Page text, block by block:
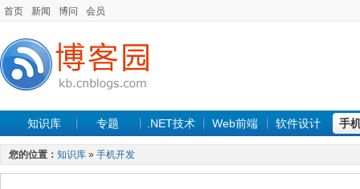
首页 新闻 博问 会员
知识库 专题 .NET技术 Web前端 软件设计 手
您的位置： 知识库 » 手机开发